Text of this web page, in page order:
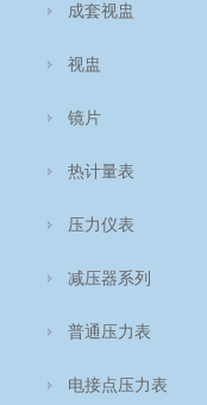
成套视盅
视盅
镜片
热计量表
压力仪表
减压器系列
普通压力表
电接点压力表